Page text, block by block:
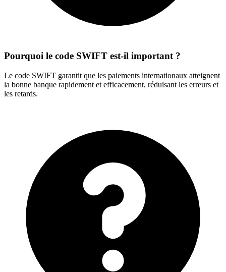
Pourquoi le code SWIFT est-il important ?
Le code SWIFT garantit que les paiements internationaux atteignent
la bonne banque rapidement et efficacement, réduisant les erreurs et
les retards.